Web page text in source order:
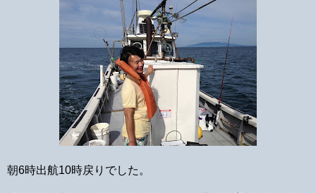
朝6時出航10時戻りでした。